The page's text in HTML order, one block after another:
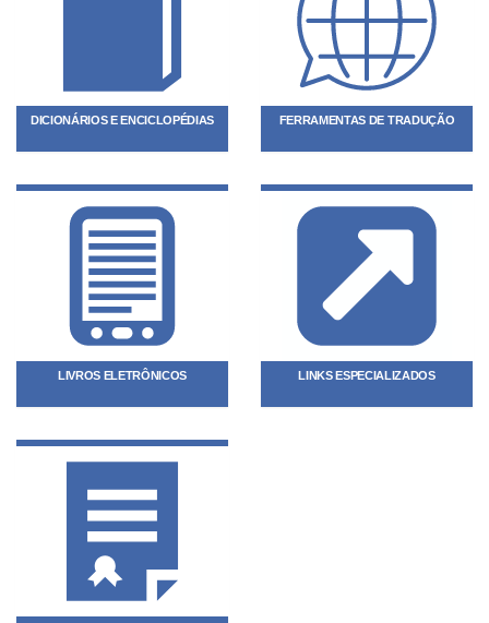
DICIONÁRIOS E ENCICLOPÉDIAS FERRAMENTAS DE TRADUÇÃO
LIVROS ELETRÔNICOS LINKS ESPECIALIZADOS